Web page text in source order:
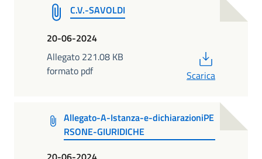
C.V.-SAVOLDI
20-06-2024
Allegato 221.08 KB
formato pdf
Scarica
Allegato-A-Istanza-e-dichiarazioniPE
RSONE-GIURIDICHE